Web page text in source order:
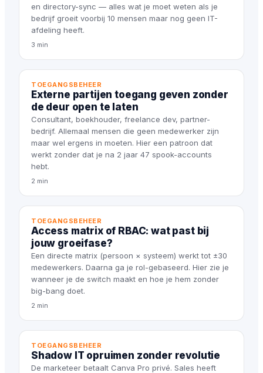
en directory-sync — alles wat je moet weten als je
bedrijf groeit voorbij 10 mensen maar nog geen IT-
afdeling heeft.
3 min
TOEGANGSBEHEER
Externe partijen toegang geven zonder
de deur open te laten
Consultant, boekhouder, freelance dev, partner-
bedrijf. Allemaal mensen die geen medewerker zijn
maar wel ergens in moeten. Hier een patroon dat
werkt zonder dat je na 2 jaar 47 spook-accounts
hebt.
2 min
TOEGANGSBEHEER
Access matrix of RBAC: wat past bij
jouw groeifase?
Een directe matrix (persoon × systeem) werkt tot ±30
medewerkers. Daarna ga je rol-gebaseerd. Hier zie je
wanneer je de switch maakt en hoe je hem zonder
big-bang doet.
2 min
TOEGANGSBEHEER
Shadow IT opruimen zonder revolutie
De marketeer betaalt Canva Pro privé. Sales heeft